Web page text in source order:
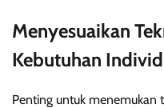
Menyesuaikan
Kebutuhan
Penting untuk menemukan